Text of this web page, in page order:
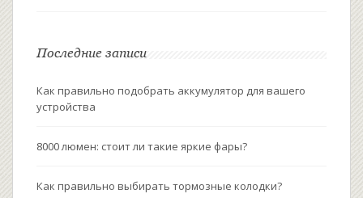
Последние записи
Как правильно подобрать аккумулятор для вашего
устройства
8000 люмен: стоит ли такие яркие фары?
Как правильно выбирать тормозные колодки?